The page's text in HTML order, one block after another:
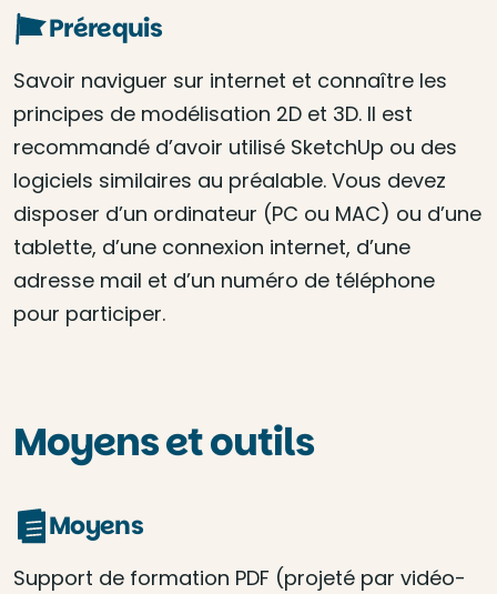
Prérequis
Savoir naviguer sur internet et connaître les
principes de modélisation 2D et 3D. Il est
recommandé d’avoir utilisé SketchUp ou des
logiciels similaires au préalable. Vous devez
disposer d’un ordinateur (PC ou MAC) ou d’une
tablette, d’une connexion internet, d’une
adresse mail et d’un numéro de téléphone
pour participer.
Moyens et outils
Moyens
Support de formation PDF (projeté par vidéo-